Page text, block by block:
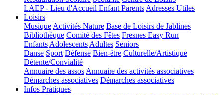
LAEP - Lieu d'Accueil Enfant Parents Adresses Utiles
Loisirs
Musique Activités Nature Base de Loisirs de Jablines
Bibliothèque Comité des Fêtes Fresnes Easy Run
Enfants Adolescents Adultes Seniors
Danse Sport Défense Bien-être Culturelle/Artistique
Détente/Convialité
Annuaire des assos Annuaire des activités associatives
Démarches associatives Démarches associatives
Infos Pratiques